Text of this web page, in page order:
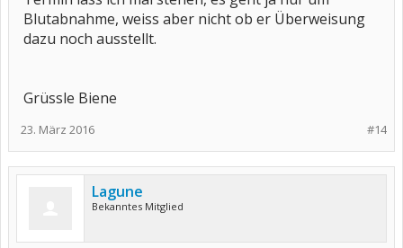
Blutabnahme, weiss aber nicht ob er Überweisung
dazu noch ausstellt.
Grüssle Biene
#14
23. März 2016
Lagune
Bekanntes Mitglied